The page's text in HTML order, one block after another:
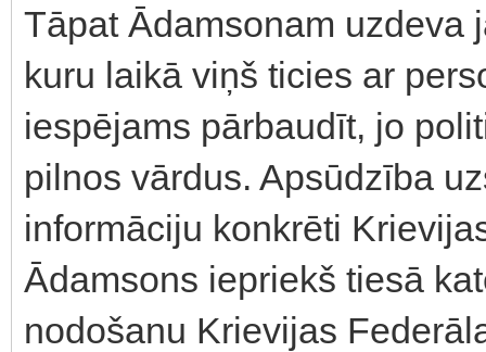
Tāpat Ādamsonam uzdeva
kuru laikā viņš ticies ar
iespējams pārbaudīt, jo
pilnos vārdus. Apsūdzība
informāciju konkrēti
Ādamsons iepriekš tiesā
nodošanu Krievijas